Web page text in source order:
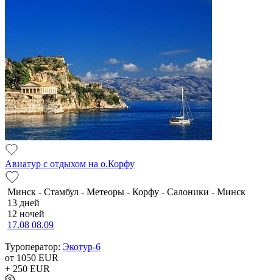
Авиатур с отдыхом на о.Корфу
Минск - Стамбул - Метеоры - Корфу - Салоники - Минск
13 дней
12 ночей
17.08 08.09
Туроператор: Экотур-6
от 1050 EUR
+ 250 EUR